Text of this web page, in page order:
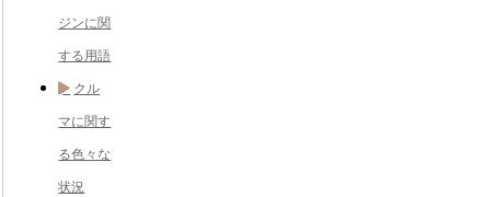
ジンに関
する用語
クル
マに関す
る色々な
状況